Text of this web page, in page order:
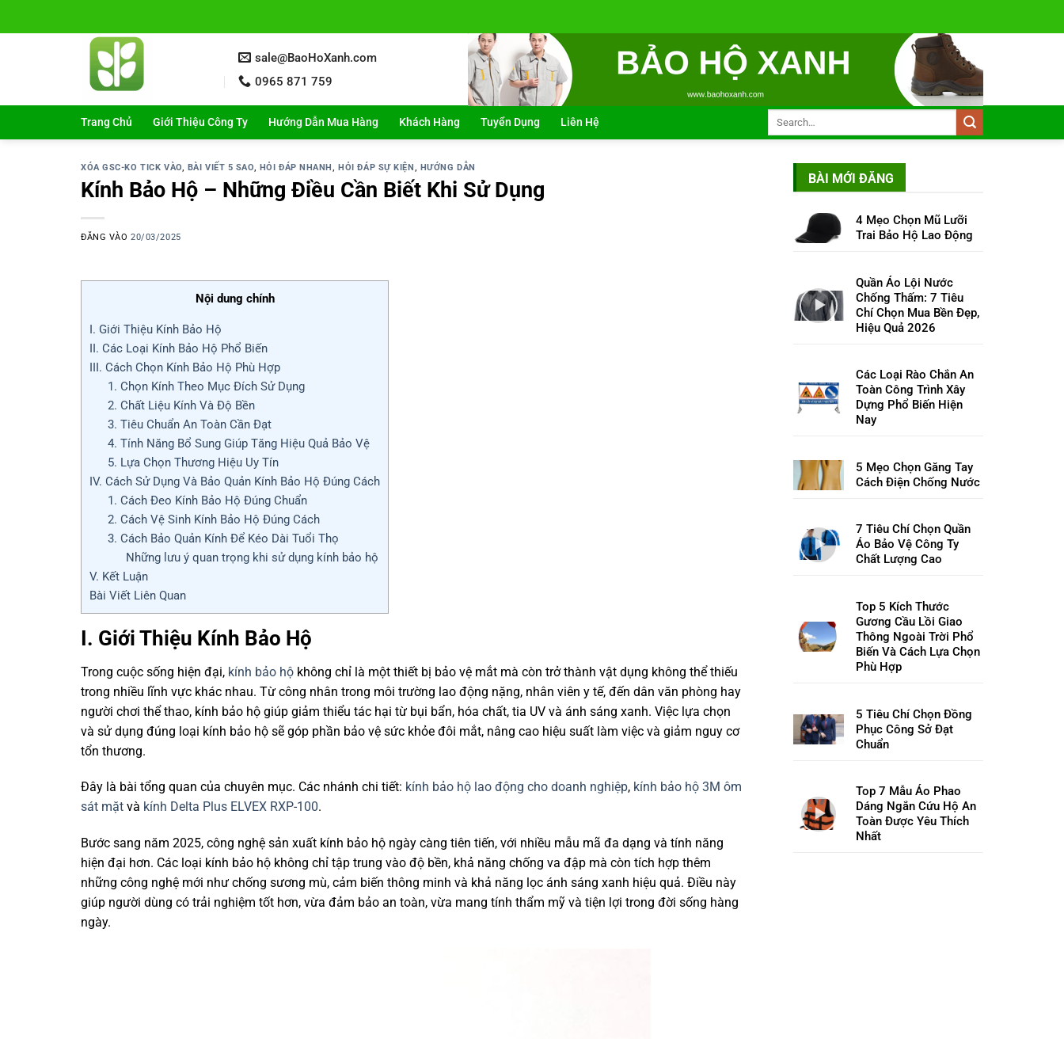
sale@BaoHoXanh.com
0965 871 759
Trang Chủ Giới Thiệu Công Ty Hướng Dẫn Mua Hàng Khách Hàng Tuyển Dụng Liên Hệ
XÓA GSC-KO TICK VÀO, BÀI VIẾT 5 SAO, HỎI ĐÁP NHANH,HỎI ĐÁP SỰ KIỆN, HƯỚNG DẪN
Kính Bảo Hộ – Những Điều Cần Biết Khi Sử Dụng
ĐĂNG VÀO20/03/2025
Nội dung chính
I. Giới Thiệu Kính Bảo Hộ
II. Các Loại Kính Bảo Hộ Phổ Biến
III. Cách Chọn Kính Bảo Hộ Phù Hợp
1. Chọn Kính Theo Mục Đích Sử Dụng
2. Chất Liệu Kính Và Độ Bền
3. Tiêu Chuẩn An Toàn Cần Đạt
4. Tính Năng Bổ Sung Giúp Tăng Hiệu Quả Bảo Vệ
5. Lựa Chọn Thương Hiệu Uy Tín
IV. Cách Sử Dụng Và Bảo Quản Kính Bảo Hộ Đúng Cách
1. Cách Đeo Kính Bảo Hộ Đúng Chuẩn
2. Cách Vệ Sinh Kính Bảo Hộ Đúng Cách
3. Cách Bảo Quản Kính Để Kéo Dài Tuổi Thọ
Những lưu ý quan trọng khi sử dụng kính bảo hộ
V. Kết Luận
Bài Viết Liên Quan
I. Giới Thiệu Kính Bảo Hộ
Trong cuộc sống hiện đại, kính bảo hộ không chỉ là một thiết bị bảo vệ mắt mà còn trở thành vật dụng không thể thiếu
trong nhiều lĩnh vực khác nhau. Từ công nhân trong môi trường lao động nặng, nhân viên y tế, đến dân văn phòng hay
người chơi thể thao, kính bảo hộ giúp giảm thiểu tác hại từ bụi bẩn, hóa chất, tia UV và ánh sáng xanh. Việc lựa chọn
và sử dụng đúng loại kính bảo hộ sẽ góp phần bảo vệ sức khỏe đôi mắt, nâng cao hiệu suất làm việc và giảm nguy cơ
tổn thương.
Đây là bài tổng quan của chuyên mục. Các nhánh chi tiết: kính bảo hộ lao động cho doanh nghiệp, kính bảo hộ 3M ôm
sát mặt và kính Delta Plus ELVEX RXP-100.
Bước sang năm 2025, công nghệ sản xuất kính bảo hộ ngày càng tiên tiến, với nhiều mẫu mã đa dạng và tính năng
hiện đại hơn. Các loại kính bảo hộ không chỉ tập trung vào độ bền, khả năng chống va đập mà còn tích hợp thêm
những công nghệ mới như chống sương mù, cảm biến thông minh và khả năng lọc ánh sáng xanh hiệu quả. Điều này
giúp người dùng có trải nghiệm tốt hơn, vừa đảm bảo an toàn, vừa mang tính thẩm mỹ và tiện lợi trong đời sống hàng
ngày.
BÀI MỚI ĐĂNG
4 Mẹo Chọn Mũ Lưỡi
Trai Bảo Hộ Lao Động
Quần Áo Lội Nước
Chống Thấm: 7 Tiêu
Chí Chọn Mua Bền Đẹp,
Hiệu Quả 2026
Các Loại Rào Chắn An
Toàn Công Trình Xây
Dựng Phổ Biến Hiện
Nay
5 Mẹo Chọn Găng Tay
Cách Điện Chống Nước
7 Tiêu Chí Chọn Quần
Áo Bảo Vệ Công Ty
Chất Lượng Cao
Top 5 Kích Thước
Gương Cầu Lồi Giao
Thông Ngoài Trời Phổ
Biến Và Cách Lựa Chọn
Phù Hợp
5 Tiêu Chí Chọn Đồng
Phục Công Sở Đạt
Chuẩn
Top 7 Mẫu Áo Phao
Dáng Ngắn Cứu Hộ An
Toàn Được Yêu Thích
Nhất